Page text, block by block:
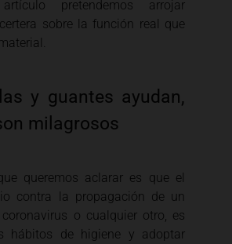
pretendemos arrojar
sobre la función real que
y guantes ayudan,
milagrosos
queremos aclarar es que el
contra la propagación de un
o cualquier otro, es
hábitos de higiene y adoptar